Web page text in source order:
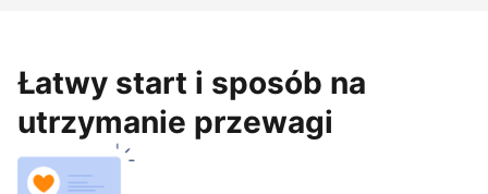
Łatwy start i sposób na
utrzymanie przewagi